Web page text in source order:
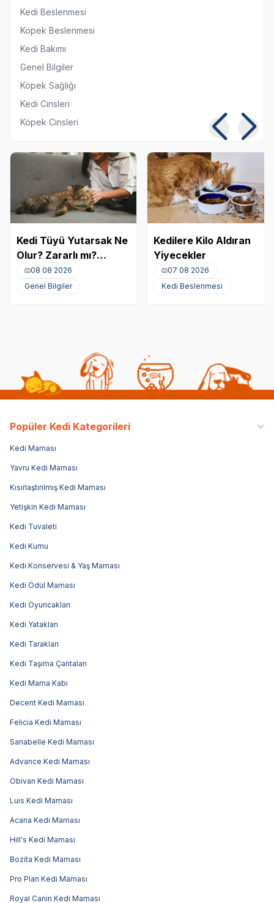
Kedi Beslenmesi
Köpek Beslenmesi
Kedi Bakımı
Genel Bilgiler
Köpek Sağlığı
Kedi Cinsleri
Köpek Cinsleri
Kedi Tüyü Yutarsak Ne
Olur? Zararlı mı?
Akciğere Kedi Tüyü
Kaçması
08 08 2026
Genel Bilgiler
Kedilere Kilo Aldıran
Yiyecekler
07 08 2026
Kedi Beslenmesi
Popüler Kedi Kategorileri
Kedi Maması
Yavru Kedi Maması
Kısırlaştırılmış Kedi Maması
Yetişkin Kedi Maması
Kedi Tuvaleti
Kedi Kumu
Kedi Konservesi & Yaş Maması
Kedi Ödül Maması
Kedi Oyuncakları
Kedi Yatakları
Kedi Tarakları
Kedi Taşıma Çantaları
Kedi Mama Kabı
Decent Kedi Maması
Felicia Kedi Maması
Sanabelle Kedi Maması
Advance Kedi Maması
Obivan Kedi Maması
Luis Kedi Maması
Acana Kedi Maması
Hill's Kedi Maması
Bozita Kedi Maması
Pro Plan Kedi Maması
Royal Canin Kedi Maması